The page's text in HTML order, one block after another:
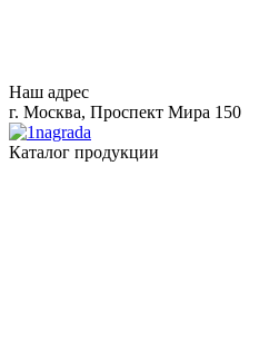
Наш адрес
г. Москва, Проспект Мира 150
Каталог продукции